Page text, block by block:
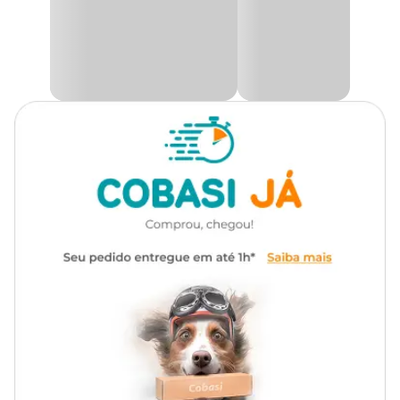
para uso submerso, com a pintura atóxica que garante a
segurança do ecossistema aquático. A pintura de alta resistência
assegura que as cores e os detalhes do enfeite permaneçam
vibrantes e imutáveis por um longo tempo, mesmo com o uso
contínuo em água.
enfeite pesqueiro para aquário
a remoção de sujeira e mantém sua aparência limpa e atraente,
não apenas uma decoração visualmente agradável, mas também
um pequeno refúgio para os peixes menores ou mais tímidos.Com
esse acessório, seu aquário ganha uma nova dimensão de beleza e
estilo. E aqui na Cobasi, você encontra oEnfeite para Aquário
Pesqueiro Reduzido Aquária com preço
pelo site, app ou venha até uma das nossas lojas e proporcione um
toque de charme e aventura ao seu aquário, criando um ambiente